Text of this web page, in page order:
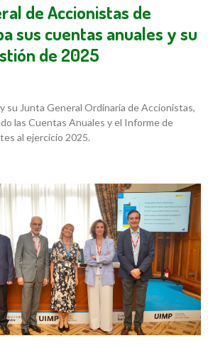
de Accionistas de
sus cuentas anuales y su
de 2025
su Junta General Ordinaria de Accionistas,
las Cuentas Anuales y el Informe de
al ejercicio 2025.